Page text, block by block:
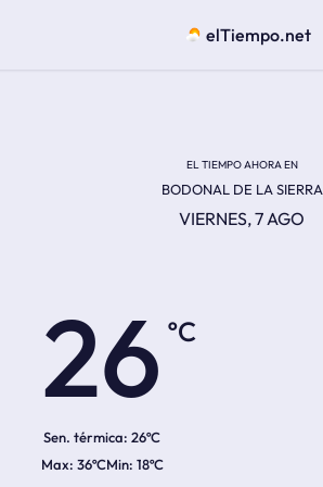
elTiempo.net
EL TIEMPO AHORA EN
BODONAL DE LA SIERRA
VIERNES, 7 AGO
26
Sen. térmica: 26ºC
36ºC 18ºC